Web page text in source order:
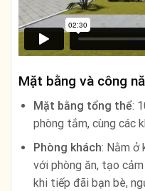
Mặt bằng và công
Mặt bằng tổng thể:
phòng tắm, cùng các
Phòng khách: Nằm ở
với phòng ăn, tạo
khi tiếp đãi bạn bè,